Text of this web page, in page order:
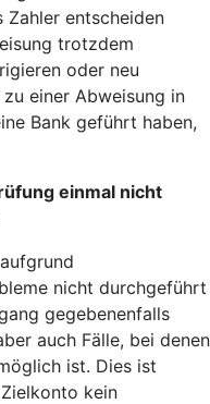
Zahler entscheiden
trotzdem
oder neu
einer Abweisung in
Bank geführt haben,
einmal nicht
nicht durchgeführt
gegebenenfalls
auch Fälle, bei denen
ist. Dies ist
kein